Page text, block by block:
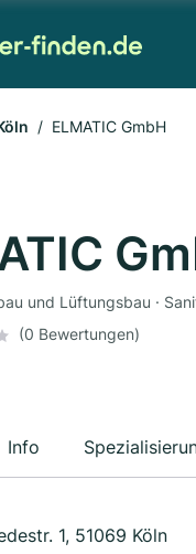
ELMATIC GmbH
und Lüftungsbau ·
(0 Bewertungen)
Info
1, 51069 Köln